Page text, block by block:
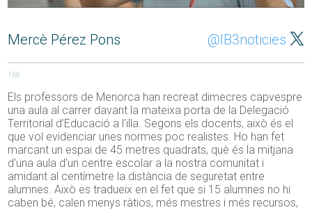
Mercè Pérez Pons @IB3noticies
168
Els professors de Menorca han recreat dimecres capvespre
una aula al carrer davant la mateixa porta de la Delegació
Territorial d’Educació a l’illa. Segons els docents, això és el
que vol evidenciar unes normes poc realistes. Ho han fet
marcant un espai de 45 metres quadrats, què és la mitjana
d’una aula d’un centre escolar a la nostra comunitat i
amidant al centímetre la distància de seguretat entre
alumnes. Això es tradueix en el fet que si 15 alumnes no hi
caben bé, calen menys ràtios, més mestres i més recursos,